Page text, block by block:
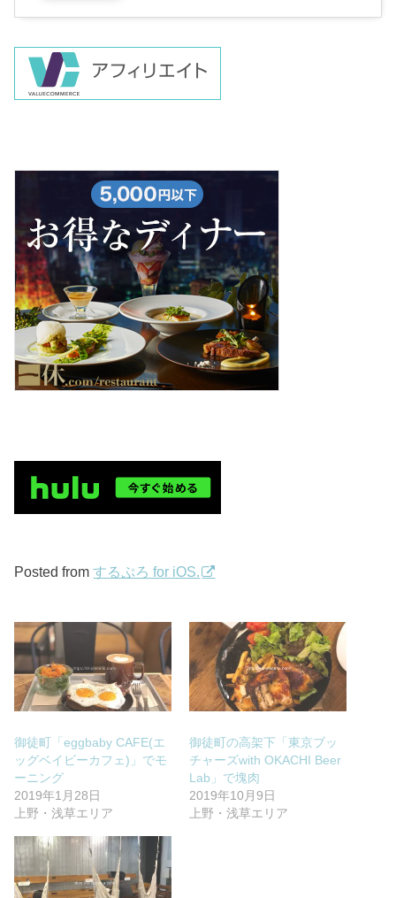
Posted fromするぷろ for iOS.
御徒町「eggbaby CAFE(エ
ッグベイビーカフェ)」でモ
ーニング
2019年1月28日
上野・浅草エリア
御徒町の高架下「東京ブッ
チャーズwith OKACHI Beer
Lab」で塊肉
2019年10月9日
上野・浅草エリア